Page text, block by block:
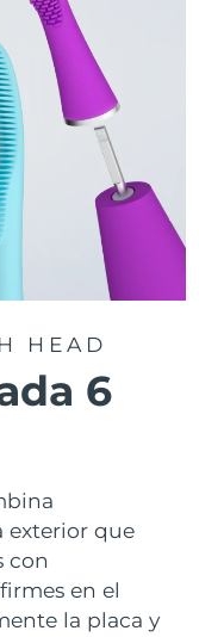
HEAD
6
exterior que
con
en el
la placa y